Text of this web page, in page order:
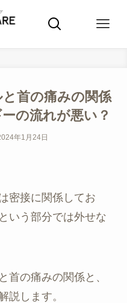
首の痛みの関係
の流れが悪い？
年1月24日
密接に関係してお
いう部分では外せな
首の痛みの関係と、
説します。